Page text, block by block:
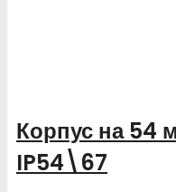
Корпус на 54
IP54\67